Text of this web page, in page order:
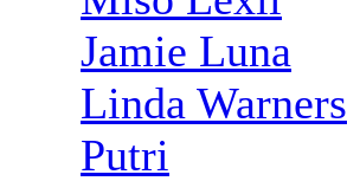
Jamie Luna
Linda Warners
Putri